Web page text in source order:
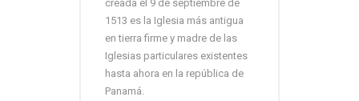
creada el 9 de septiembre de
1513 es la Iglesia más antigua
en tierra firme y madre de las
Iglesias particulares existentes
hasta ahora en la república de
Panamá.